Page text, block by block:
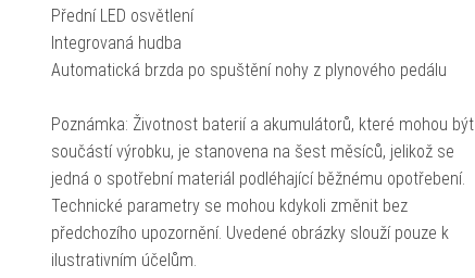
Přední LED osvětlení
Integrovaná hudba
Automatická brzda po spuštění nohy z plynového pedálu
Poznámka: Životnost baterií a akumulátorů, které mohou být
součástí výrobku, je stanovena na šest měsíců, jelikož se
jedná o spotřební materiál podléhající běžnému opotřebení.
Technické parametry se mohou kdykoli změnit bez
předchozího upozornění. Uvedené obrázky slouží pouze k
ilustrativním účelům.